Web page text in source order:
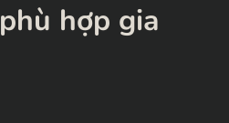
phù hợp gia